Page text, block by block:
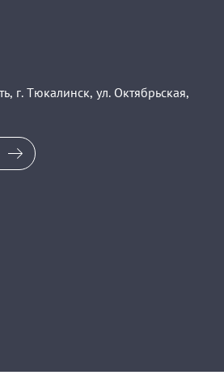
г. Тюкалинск, ул. Октябрьская,